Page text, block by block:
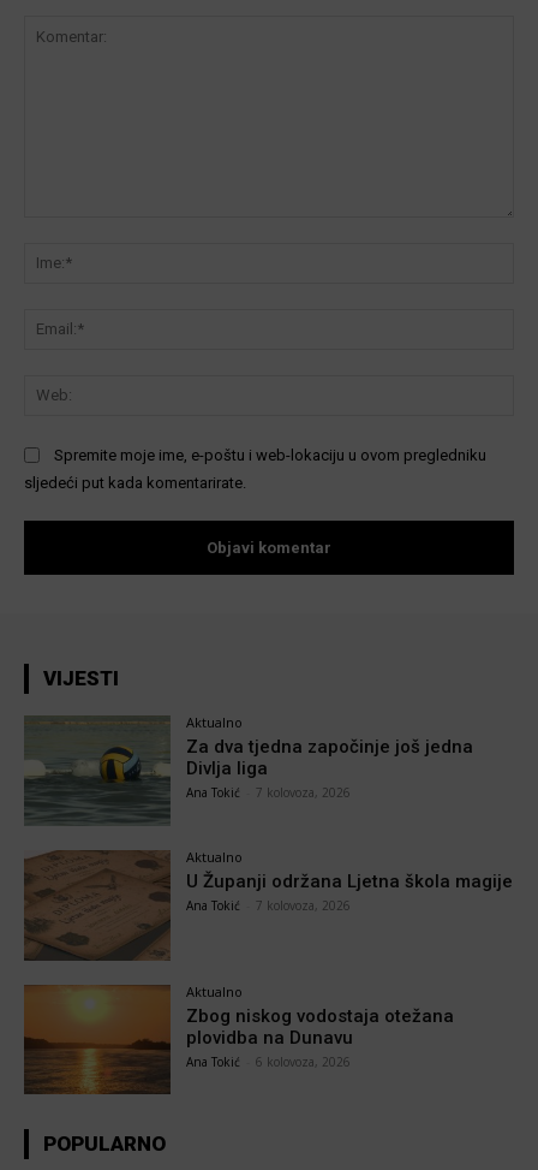
Spremite moje ime, e-poštu i web-lokaciju u ovom pregledniku
sljedeći put kada komentarirate.
VIJESTI
Aktualno
Za dva tjedna započinje još jedna
Divlja liga
Ana Tokić 7 kolovoza, 2026
Aktualno
U Županji održana Ljetna škola magije
Ana Tokić 7 kolovoza, 2026
Aktualno
Zbog niskog vodostaja otežana
plovidba na Dunavu
Ana Tokić 6 kolovoza, 2026
POPULARNO